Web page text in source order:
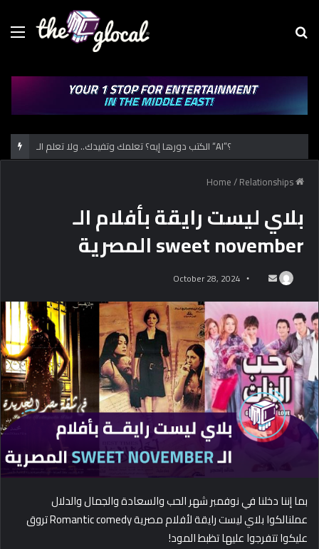
Menu
الكتب دورها إيه؟ تعلمك وتفيدك.. ولا تعلم الـ “AI”؟
/Relationships
بلاي ليست رايقة بأفلام الـ
sweet november المصرية
a
n
e
m
a
i
October 28, 2024
بما إننا دخلنا في نوفمبر شهر الحب والسعادة والجمال والدلال
عملنالكوا بلاي ليست رايقة لأفلام مصرية Romantic comedy تروق
عليكوا تتفرجوا عليها تظبط المود!